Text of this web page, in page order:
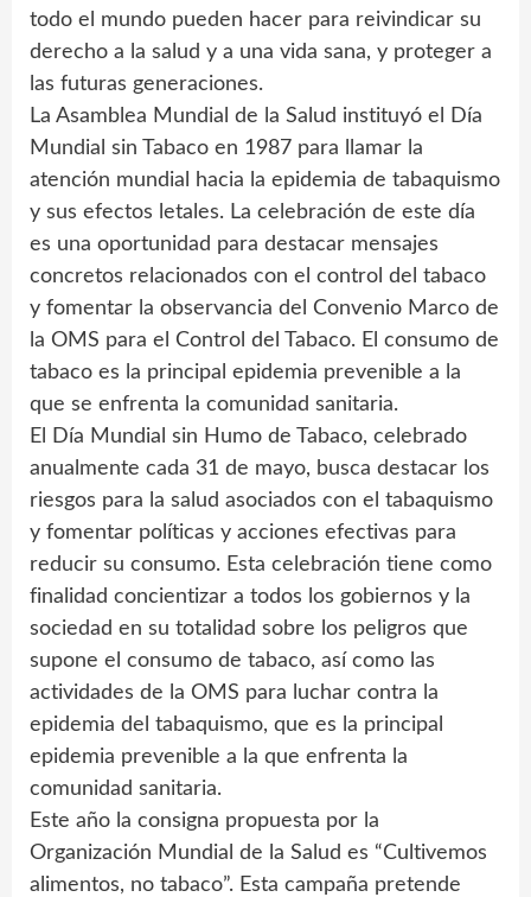
todo el mundo pueden hacer para reivindicar su
derecho a la salud y a una vida sana, y proteger a
las futuras generaciones.
La Asamblea Mundial de la Salud instituyó el Día
Mundial sin Tabaco en 1987 para llamar la
atención mundial hacia la epidemia de tabaquismo
y sus efectos letales. La celebración de este día
es una oportunidad para destacar mensajes
concretos relacionados con el control del tabaco
y fomentar la observancia del Convenio Marco de
la OMS para el Control del Tabaco. El consumo de
tabaco es la principal epidemia prevenible a la
que se enfrenta la comunidad sanitaria.
El Día Mundial sin Humo de Tabaco, celebrado
anualmente cada 31 de mayo, busca destacar los
riesgos para la salud asociados con el tabaquismo
y fomentar políticas y acciones efectivas para
reducir su consumo. Esta celebración tiene como
finalidad concientizar a todos los gobiernos y la
sociedad en su totalidad sobre los peligros que
supone el consumo de tabaco, así como las
actividades de la OMS para luchar contra la
epidemia del tabaquismo, que es la principal
epidemia prevenible a la que enfrenta la
comunidad sanitaria.
Este año la consigna propuesta por la
Organización Mundial de la Salud es “Cultivemos
alimentos, no tabaco”. Esta campaña pretende